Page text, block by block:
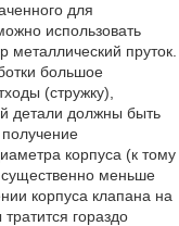
для
использовать
металлический пруток.
большое
(стружку),
детали должны быть
корпуса (к тому
меньше
корпуса клапана на
гораздо